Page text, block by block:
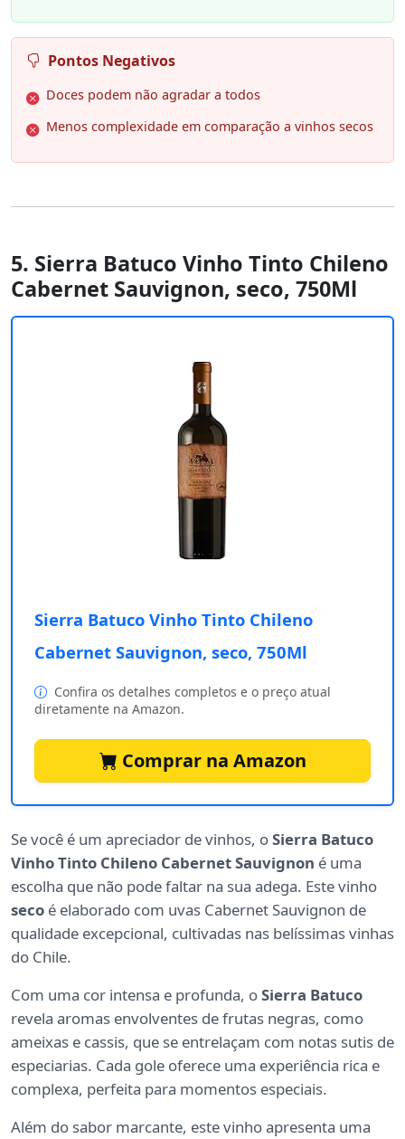
Pontos Negativos
Doces podem não agradar a todos
Menos complexidade em comparação a vinhos secos
5. Sierra Batuco Vinho Tinto Chileno
Cabernet Sauvignon, seco, 750Ml
Sierra Batuco Vinho Tinto Chileno
Cabernet Sauvignon, seco, 750Ml
Confira os detalhes completos e o preço atual
diretamente na Amazon.
Comprar na Amazon
Se você é um apreciador de vinhos, oSierra Batuco
Vinho Tinto Chileno Cabernet Sauvignon é uma
escolha que não pode faltar na sua adega. Este vinho
seco é elaborado com uvas Cabernet Sauvignon de
qualidade excepcional, cultivadas nas belíssimas vinhas
do Chile.
Com uma cor intensa e profunda, oSierra Batuco
revela aromas envolventes de frutas negras, como
ameixas e cassis, que se entrelaçam com notas sutis de
especiarias. Cada gole oferece uma experiência rica e
complexa, perfeita para momentos especiais.
Além do sabor marcante, este vinho apresenta uma